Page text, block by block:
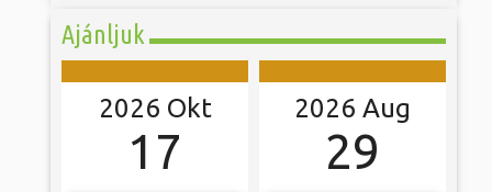
Ajánljuk
2026 Okt
17
2026 Aug
29